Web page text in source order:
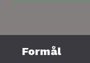
Formål